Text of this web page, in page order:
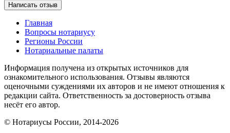
Написать отзыв
Главная
Вопросы нотариусу
Регионы России
Нотариальные палаты
Информация получена из открытых источников для
ознакомительного использования. Отзывы являются
оценочными суждениями их авторов и не имеют отношения к
редакции сайта. Ответственность за достоверность отзыва
несёт его автор.
© Нотариусы России, 2014-2026